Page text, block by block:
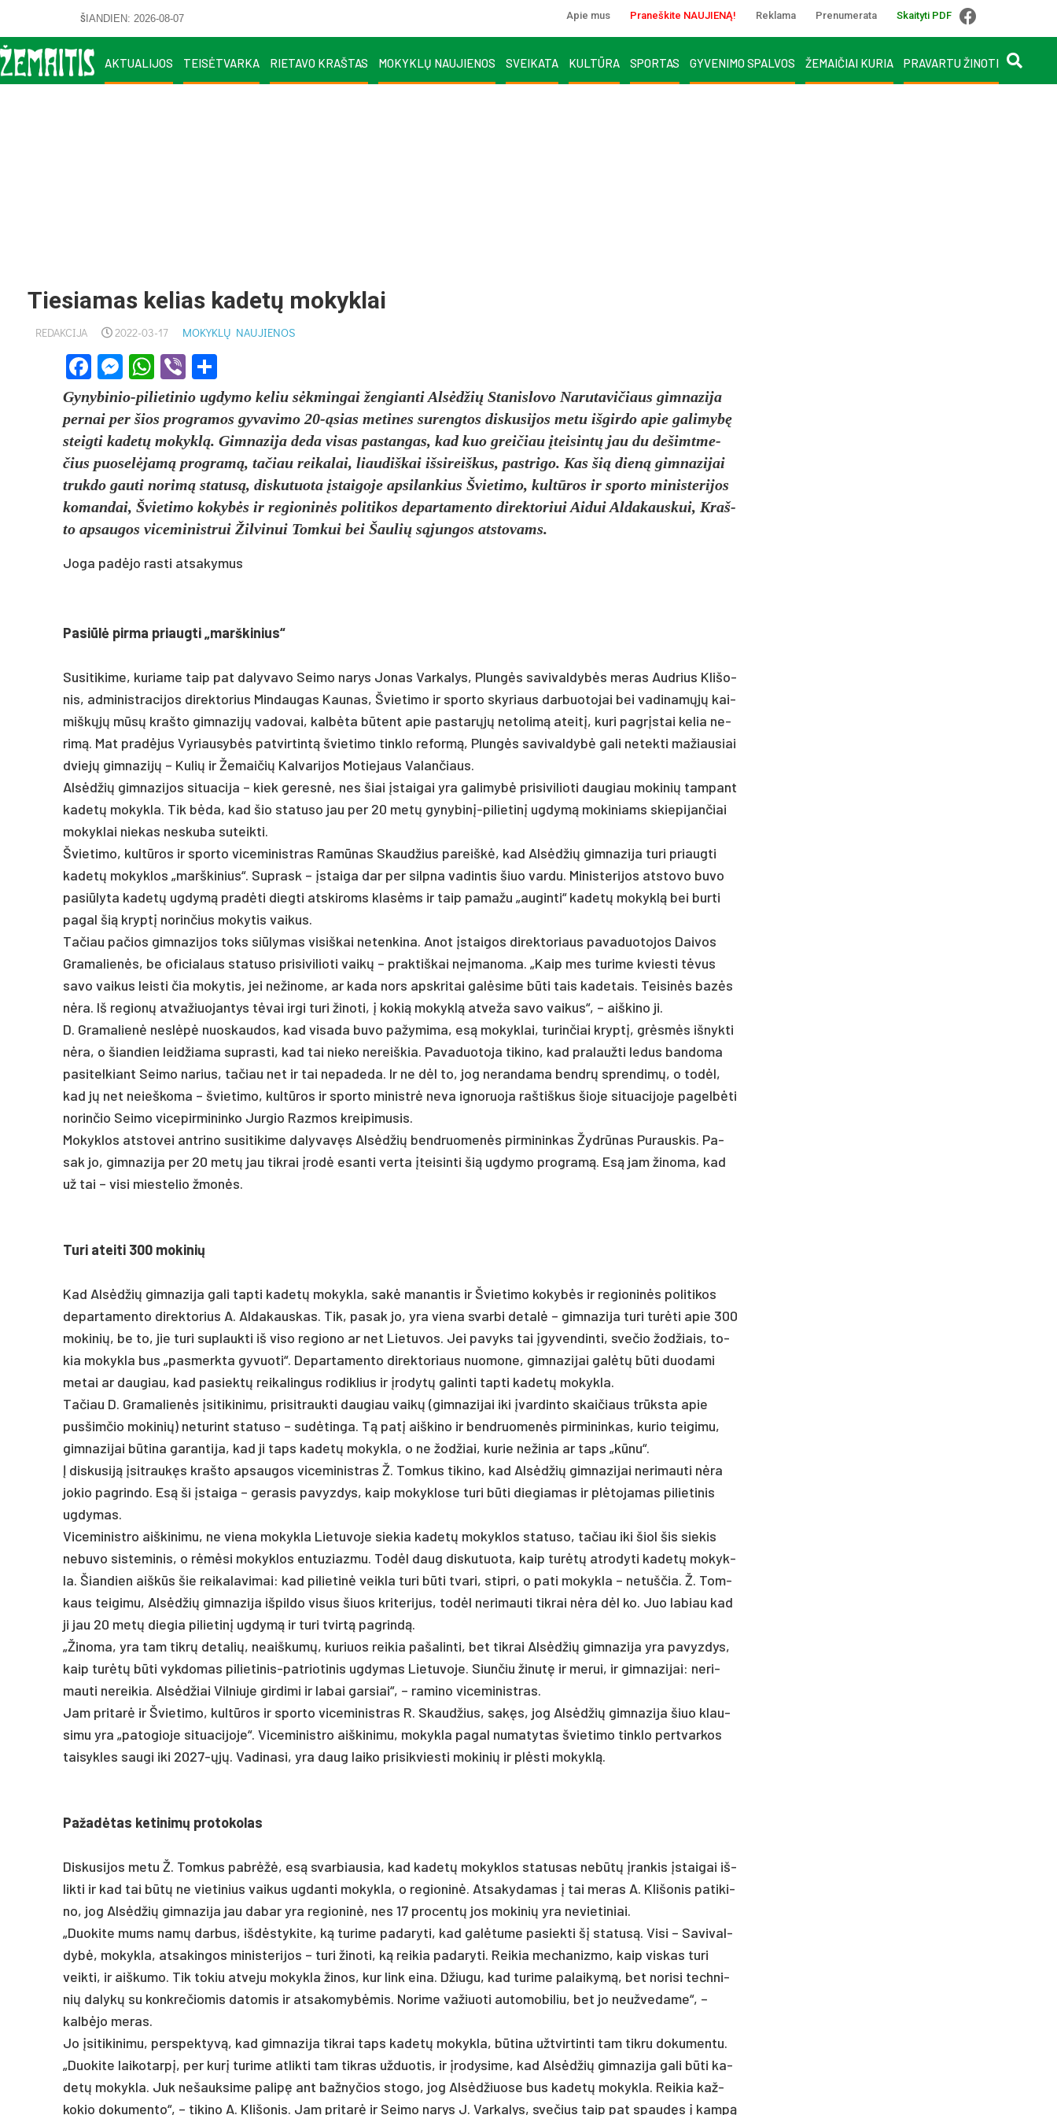
ŠIANDIEN: 2026-08-07 Apie mus Praneškite NAUJIENĄ! Reklama Prenumerata Skaityti PDF
AKTUALIJOS TEISĖTVARKA RIETAVO KRAŠTAS MOKYKLŲ NAUJIENOS SVEIKATA KULTŪRA SPORTAS GYVENIMO SPALVOS ŽEMAIČIAI KURIA PRAVARTU ŽINOTI
Tie­sia­mas ke­lias ka­detų mo­kyk­lai
REDAKCIJA 2022-03-17 MOKYKLŲ NAUJIENOS
Facebook
Messenger
WhatsApp
Viber
Gy­ny­bi­nio-pi­lie­ti­nio ug­dy­mo ke­liu sėkmin­gai žen­gian­ti Alsėd­žių Sta­nis­lo­vo Na­ru­ta­vi­čiaus gim­na­zi­ja
per­nai per šios pro­gra­mos gy­va­vi­mo 20-ąsias me­ti­nes su­reng­tos dis­ku­si­jos me­tu iš­gir­do apie ga­li­mybę
steig­ti ka­detų mo­kyklą. Gim­na­zi­ja deda vi­sas pa­stan­gas, kad kuo grei­čiau įtei­sintų jau du de­šimt­me­
čius puo­selė­jamą pro­gramą, ta­čiau rei­ka­lai, liau­diš­kai iš­si­reiš­kus, pa­stri­go. Kas šią dieną gim­na­zi­jai
truk­do gau­ti no­rimą sta­tusą, dis­ku­tuo­ta įstai­go­je ap­si­lan­kius Švie­ti­mo, kultū­ros ir spor­to mi­nis­te­ri­jos
ko­man­dai, Švie­ti­mo ko­kybės ir re­gio­ninės po­li­ti­kos de­par­ta­men­to di­rek­to­riui Ai­dui Al­da­kaus­kui, Kraš­
to ap­sau­gos vi­ce­mi­nist­rui Žil­vi­nui Tom­kui bei Šau­lių sąjun­gos at­sto­vams.
Joga padėjo rasti atsakymus
Pa­siūlė pir­ma priaug­ti „marš­ki­nius“
Su­si­ti­ki­me, ku­ria­me taip pat da­ly­va­vo Sei­mo na­rys Jo­nas Var­ka­lys, Plungės sa­vi­val­dybės me­ras Aud­rius Kli­šo­
nis, ad­mi­nist­ra­ci­jos di­rek­to­rius Min­dau­gas Kau­nas, Švie­ti­mo ir spor­to sky­riaus dar­buo­to­jai bei va­di­namųjų kai­
miškųjų mūsų kraš­to gim­na­zijų va­do­vai, kalbė­ta būtent apie pa­starųjų ne­to­limą ateitį, ku­ri pa­grįstai ke­lia ne­
rimą. Mat pra­dėjus Vy­riau­sybės pa­tvir­tintą švie­ti­mo tink­lo re­formą, Plungės sa­vi­val­dybė ga­li ne­tek­ti ma­žiau­siai
dviejų gim­na­zijų – Ku­lių ir Že­mai­čių Kal­va­ri­jos Mo­tie­jaus Va­lan­čiaus.
Alsėd­žių gim­na­zi­jos si­tua­ci­ja – kiek ge­resnė, nes šiai įstai­gai yra ga­li­mybė pri­si­vi­lio­ti dau­giau mo­ki­nių tam­pant
ka­detų mo­kyk­la. Tik bėda, kad šio sta­tu­so jau per 20 metų gy­ny­binį-pi­lie­tinį ug­dymą mo­ki­niams skie­pi­jan­čiai
mo­kyk­lai nie­kas ne­sku­ba su­teik­ti.
Švie­ti­mo, kultū­ros ir spor­to vi­ce­mi­nist­ras Ramū­nas Skaud­žius pa­reiškė, kad Alsėd­žių gim­na­zi­ja tu­ri priaug­ti
ka­detų mo­kyk­los „marš­ki­nius“. Sup­rask – įstai­ga dar per silp­na va­din­tis šiuo var­du. Mi­nis­te­ri­jos at­sto­vo bu­vo
pa­si­ūly­ta ka­detų ug­dymą pra­dėti dieg­ti at­ski­roms klasėms ir taip pa­ma­žu „au­gin­ti“ ka­detų mo­kyklą bei bur­ti
pa­gal šią kryptį no­rin­čius mo­ky­tis vai­kus.
Ta­čiau pa­čios gim­na­zi­jos toks siū­ly­mas vi­siš­kai ne­ten­ki­na. Anot įstai­gos di­rek­to­riaus pa­va­duo­to­jos Dai­vos
Gra­ma­lienės, be ofi­cia­laus sta­tu­so pri­si­vi­lio­ti vaikų – pra­ktiš­kai ne­įma­no­ma. „Kaip mes tu­ri­me kvies­ti tėvus
sa­vo vai­kus leis­ti čia mo­ky­tis, jei ne­ži­no­me, ar ka­da nors ap­skri­tai galė­si­me būti tais ka­de­tais. Tei­sinės bazės
nėra. Iš re­gionų at­va­žiuo­jan­tys tėvai ir­gi tu­ri ži­no­ti, į ko­kią mo­kyklą at­ve­ža sa­vo vai­kus“, – aiš­ki­no ji.
D. Gra­ma­lienė ne­slėpė nuo­skau­dos, kad vi­sa­da bu­vo pa­žy­mi­ma, esą mo­kyk­lai, tu­rin­čiai kryptį, grėsmės iš­nyk­ti
nėra, o šian­dien leid­žia­ma su­pras­ti, kad tai nie­ko ne­reiš­kia. Pa­va­duo­to­ja ti­ki­no, kad pra­lauž­ti le­dus ban­do­ma
pa­si­tel­kiant Sei­mo na­rius, ta­čiau net ir tai ne­pa­de­da. Ir ne dėl to, jog ne­ran­da­ma bendrų spren­dimų, o todėl,
kad jų net neieš­ko­ma – švie­ti­mo, kultū­ros ir spor­to mi­nistrė ne­va ig­no­ruo­ja raš­tiš­kus šio­je si­tua­ci­jo­je pa­gelbė­ti
no­rin­čio Sei­mo vi­ce­pir­mi­nin­ko Jur­gio Raz­mos krei­pi­mu­sis.
Mo­kyk­los at­sto­vei ant­ri­no su­si­ti­ki­me da­ly­vavęs Alsėd­žių bend­ruo­menės pir­mi­nin­kas Žydrū­nas Pu­raus­kis. Pa­
sak jo, gim­na­zi­ja per 20 metų jau tik­rai įrodė esan­ti ver­ta įtei­sin­ti šią ug­dy­mo pro­gramą. Esą jam ži­no­ma, kad
už tai – vi­si mies­te­lio žmonės.
Tu­ri atei­ti 300 mo­ki­nių
Kad Alsėd­žių gim­na­zi­ja ga­li tap­ti ka­detų mo­kyk­la, sakė ma­nan­tis ir Švie­ti­mo ko­kybės ir re­gio­ninės po­li­ti­kos
de­par­ta­men­to di­rek­to­rius A. Al­da­kaus­kas. Tik, pa­sak jo, yra vie­na svar­bi de­talė – gim­na­zi­ja tu­ri turė­ti apie 300
mo­ki­nių, be to, jie tu­ri su­plauk­ti iš vi­so re­gio­no ar net Lie­tu­vos. Jei pa­vyks tai įgy­ven­din­ti, sve­čio žod­žiais, to­
kia mo­kyk­la bus „pa­smerk­ta gy­vuo­ti“. De­par­ta­men­to di­rek­to­riaus nuo­mo­ne, gim­na­zi­jai galėtų būti duo­da­mi
me­tai ar dau­giau, kad pa­siektų rei­ka­lin­gus ro­dik­lius ir įro­dytų ga­lin­ti tap­ti ka­detų mo­kyk­la.
Ta­čiau D. Gra­ma­lienės įsi­ti­ki­ni­mu, pri­si­trauk­ti dau­giau vaikų (gim­na­zi­jai iki įvar­din­to skai­čiaus trūksta apie
pus­šim­čio mo­ki­nių) ne­tu­rint sta­tu­so – su­dėtin­ga. Tą pa­tį aiš­ki­no ir bend­ruo­menės pir­mi­nin­kas, ku­rio tei­gi­mu,
gim­na­zi­jai būti­na ga­ran­ti­ja, kad ji taps ka­detų mo­kyk­la, o ne žod­žiai, ku­rie ne­ži­nia ar taps „kūnu“.
Į dis­ku­siją įsit­raukęs kraš­to ap­sau­gos vi­ce­minist­ras Ž. Tom­kus ti­ki­no, kad Alsėd­žių gim­na­zi­jai ne­ri­mau­ti nėra
jo­kio pa­grin­do. Esą ši įstai­ga – ge­ra­sis pa­vyz­dys, kaip mo­kyk­lo­se tu­ri būti die­gia­mas ir plėto­ja­mas pi­lie­ti­nis
ug­dy­mas.
Vi­ce­mi­nist­ro aiš­ki­ni­mu, ne vie­na mo­kyk­la Lie­tu­vo­je sie­kia ka­detų mo­kyk­los sta­tu­so, ta­čiau iki šiol šis sie­kis
ne­bu­vo sis­te­mi­nis, o rėmėsi mo­kyk­los en­tu­ziaz­mu. Todėl daug dis­ku­tuo­ta, kaip turėtų at­ro­dy­ti ka­detų mo­kyk­
la. Šian­dien aiškūs šie rei­ka­la­vi­mai: kad pi­lie­tinė veik­la tu­ri būti tva­ri, stip­ri, o pa­ti mo­kyk­la – ne­tuš­čia. Ž. Tom­
kaus tei­gi­mu, Alsėd­žių gim­na­zi­ja iš­pil­do vi­sus šiuos kri­te­ri­jus, todėl ne­ri­mau­ti tik­rai nėra dėl ko. Juo la­biau kad
ji jau 20 metų die­gia pi­lie­tinį ug­dymą ir tu­ri tvirtą pa­grindą.
„Ži­no­ma, yra tam tikrų de­ta­lių, neaiš­kumų, ku­riuos rei­kia pa­ša­lin­ti, bet tik­rai Alsėd­žių gim­na­zi­ja yra pa­vyz­dys,
kaip turėtų būti vyk­do­mas pi­lie­ti­nis-pa­trio­ti­nis ug­dy­mas Lie­tu­vo­je. Siun­čiu ži­nutę ir me­rui, ir gim­na­zi­jai: ne­ri­
mau­ti ne­rei­kia. Alsėd­žiai Vil­niu­je gir­di­mi ir la­bai gar­siai“, – ra­mi­no vi­ce­mi­nist­ras.
Jam pri­tarė ir Švie­ti­mo, kultū­ros ir spor­to vi­ce­mi­nist­ras R. Skaud­žius, sakęs, jog Alsėd­žių gim­na­zi­ja šiuo klau­
si­mu yra „pa­to­gio­je si­tua­ci­jo­je“. Vi­ce­mi­nist­ro aiš­ki­ni­mu, mo­kyk­la pa­gal nu­ma­ty­tas švie­ti­mo tink­lo per­tvar­kos
tai­syk­les sau­gi iki 2027-ųjų. Va­di­na­si, yra daug lai­ko pri­si­kvies­ti mo­ki­nių ir plėsti mo­kyklą.
Pa­žadė­tas ke­ti­nimų pro­to­ko­las
Dis­ku­si­jos me­tu Ž. Tom­kus pa­brėžė, esą svar­biau­sia, kad ka­detų mo­kyk­los sta­tu­sas ne­būtų įran­kis įstai­gai iš­
lik­ti ir kad tai būtų ne vie­ti­nius vai­kus ug­dan­ti mo­kyk­la, o re­gio­ninė. At­sa­ky­da­mas į tai me­ras A. Kli­šo­nis pa­ti­ki­
no, jog Alsėd­žių gim­na­zi­ja jau da­bar yra re­gio­ninė, nes 17 pro­centų jos mo­ki­nių yra ne­vie­ti­niai.
„Duo­ki­te mums namų dar­bus, išdės­ty­ki­te, ką tu­ri­me pa­da­ry­ti, kad galė­tu­me pa­siek­ti šį sta­tusą. Vi­si – Sa­vi­val­
dybė, mo­kyk­la, at­sa­kin­gos mi­nis­te­ri­jos – tu­ri ži­no­ti, ką rei­kia pa­da­ry­ti. Rei­kia me­cha­niz­mo, kaip vis­kas tu­ri
veik­ti, ir aiš­ku­mo. Tik to­kiu at­ve­ju mo­kyk­la ži­nos, kur link ei­na. Džiu­gu, kad tu­ri­me pa­lai­kymą, bet no­ri­si tech­ni­
nių da­lykų su konk­re­čio­mis da­to­mis ir at­sa­ko­mybė­mis. No­ri­me va­žiuo­ti au­to­mo­bi­liu, bet jo neuž­ve­da­me“, –
kalbė­jo me­ras.
Jo įsi­ti­ki­ni­mu, per­spek­tyvą, kad gim­na­zi­ja tik­rai taps ka­detų mo­kyk­la, būti­na užt­vir­tin­ti tam tik­ru do­ku­men­tu.
„Duo­ki­te lai­ko­tarpį, per kurį tu­ri­me at­lik­ti tam tik­ras už­duo­tis, ir įro­dy­si­me, kad Alsėd­žių gim­na­zi­ja ga­li būti ka­
detų mo­kyk­la. Juk ne­šauk­si­me pa­lipę ant baž­ny­čios sto­go, jog Alsėd­žiuo­se bus ka­detų mo­kyk­la. Rei­kia kaž­
ko­kio do­ku­men­to“, – ti­ki­no A. Kli­šo­nis. Jam pri­tarė ir Sei­mo na­rys J. Var­ka­lys, sve­čius taip pat spaudęs į kampą